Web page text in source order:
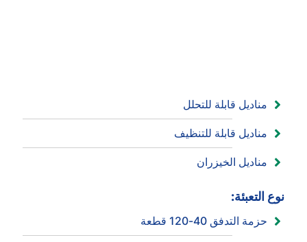
مناديل قابلة للتحلل
مناديل قابلة للتنظيف
مناديل الخيزران
نوع التعبئة:
حزمة التدفق 40-120 قطعة